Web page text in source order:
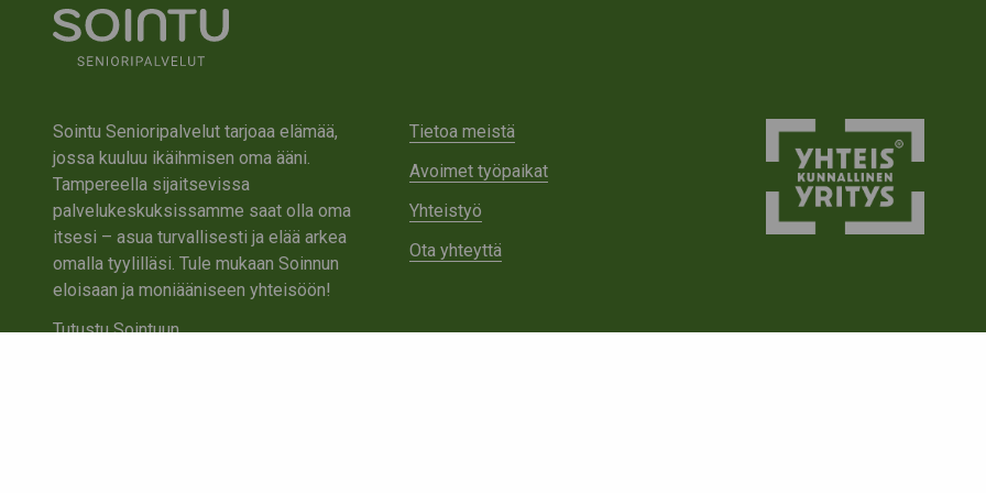
Sointu Senioripalvelut tarjoaa elämää,
jossa kuuluu ikäihmisen oma ääni.
Tampereella sijaitsevissa
palvelukeskuksissamme saat olla oma
itsesi – asua turvallisesti ja elää arkea
omalla tyylilläsi. Tule mukaan Soinnun
eloisaan ja moniääniseen yhteisöön!
Tutustu Sointuun
Tietoa meistä
Avoimet työpaikat
Yhteistyö
Ota yhteyttä